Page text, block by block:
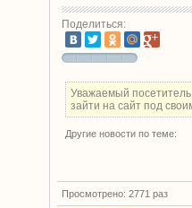
Поделиться:
Уважаемый
зайти на сайт под
Другие новости по теме:
Просмотрено: 2771 раз